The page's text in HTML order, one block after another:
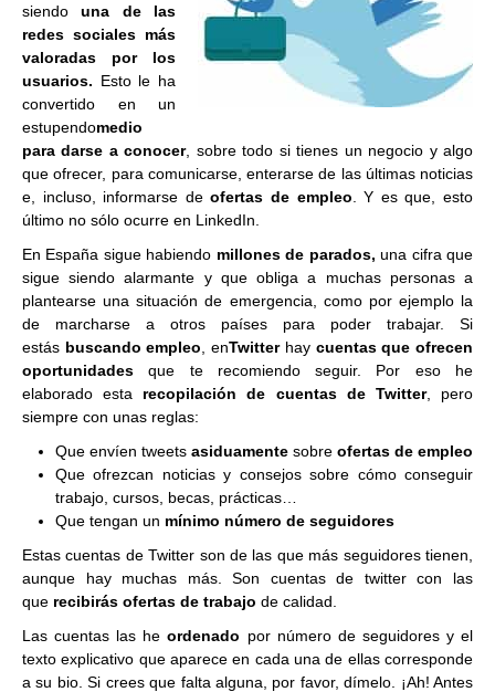
siendouna de las
redes sociales más
valoradas por los
usuarios. Esto le ha
convertido en un
estupendomedio
para darse a conocer, sobre todo si tienes un negocio y algo
que ofrecer, para comunicarse, enterarse de las últimas noticias
e, incluso, informarse deofertas de empleo . Y es que, esto
último no sólo ocurre en LinkedIn.
En España sigue habiendo millones de parados, una cifra que
sigue siendo alarmante y que obliga a muchas personas a
plantearse una situación de emergencia, como por ejemplo la
de marcharse a otros países para poder trabajar. Si
estás buscando empleo , enTwitterhay cuentas que ofrecen
oportunidadesque te recomiendo seguir. Por eso he
elaborado esta recopilación de cuentas de Twitter, pero
siempre con unas reglas:
Que envíen tweets asiduamente sobre ofertas de empleo
Que ofrezcan noticias y consejos sobre cómo conseguir
trabajo, cursos, becas, prácticas…
Que tengan un mínimo número de seguidores
Estas cuentas de Twitter son de las que más seguidores tienen,
aunque hay muchas más. Son cuentas de twitter con las
que recibirás ofertas de trabajo de calidad.
Las cuentas las heordenado por número de seguidores y el
texto explicativo que aparece en cada una de ellas corresponde
a su bio. Si crees que falta alguna, por favor, dímelo. ¡Ah! Antes